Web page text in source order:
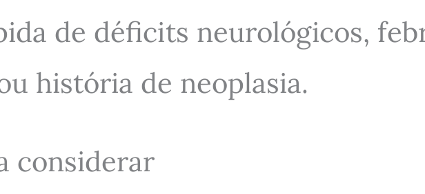
de déficits neurológicos,
história de neoplasia.
considerar